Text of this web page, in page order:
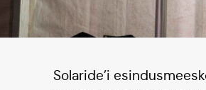
Solaride’i